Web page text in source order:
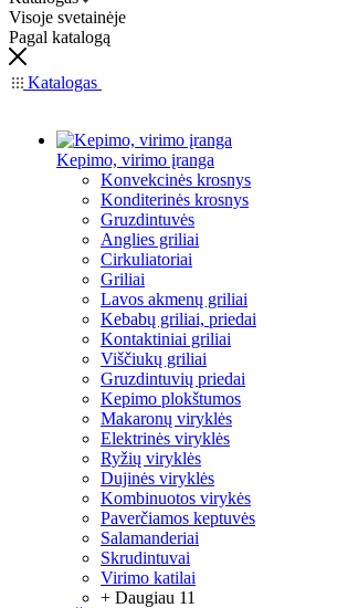
Visoje svetainėje
Pagal katalogą
Katalogas
Kepimo, virimo įranga
Konvekcinės krosnys
Konditerinės krosnys
Gruzdintuvės
Anglies griliai
Cirkuliatoriai
Griliai
Lavos akmenų griliai
Kebabų griliai, priedai
Kontaktiniai griliai
Viščiukų griliai
Gruzdintuvių priedai
Kepimo plokštumos
Makaronų viryklės
Elektrinės viryklės
Ryžių viryklės
Dujinės viryklės
Kombinuotos virykės
Paverčiamos keptuvės
Salamanderiai
Skrudintuvai
Virimo katilai
+ Daugiau 11